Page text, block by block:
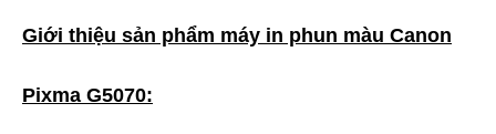
Giới thiệu sản phẩm máy in phun màu Canon
Pixma G5070: